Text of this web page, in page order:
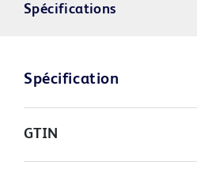
Spécifications
Spécification
GTIN